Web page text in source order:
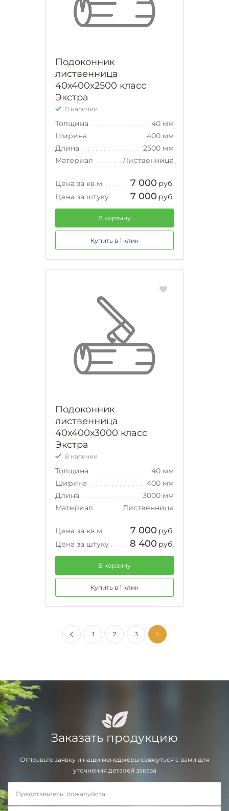
Подоконник
лиственница
40х400х2500 класс
Экстра
В наличии
Толщина
40 мм
Ширина
400 мм
Длина
2500 мм
Материал
Лиственница
Цена за кв.м. 7 000 руб.
Цена за штуку
7 000 руб.
В корзину
Купить в 1 клик
Подоконник
лиственница
40х400х3000 класс
Экстра
В наличии
Толщина
40 мм
Ширина
400 мм
Длина
3000 мм
Материал
Лиственница
Цена за кв.м. 7 000 руб.
Цена за штуку
8 400 руб.
В корзину
Купить в 1 клик
1 2 3 4
Заказать продукцию
Отправьте заявку и наши менеджеры свяжуться с вами для
уточнения деталей заказа